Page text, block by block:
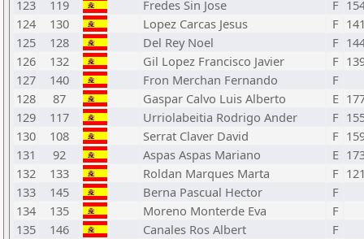
123
119 Fredes Sin Jose F
124
130 Lopez Carcas Jesus F
125
128 Del Rey Noel F
126
132 Gil Lopez Francisco Javier F
127
140 Fron Merchan Fernando
F
128
87 Gaspar Calvo Luis Alberto E
129
117 Urriolabeitia Rodrigo Ander F
130
108 Serrat Claver David F
131
92 Aspas Aspas Mariano E
132
133 Roldan Marques Marta F
133
145 Berna Pascual Hector
F
134
135 Moreno Monterde Eva
F
135
146 Canales Ros Albert
F